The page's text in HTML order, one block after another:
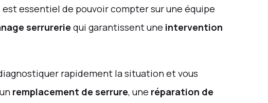
essentiel de pouvoir compter sur une équipe
serrurerie qui garantissent une intervention
rapidement la situation et vous
remplacement de serrure, une réparation de